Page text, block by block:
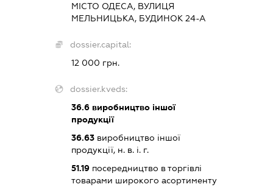
МІСТО ОДЕСА, ВУЛИЦЯ
МЕЛЬНИЦЬКА, БУДИНОК 24-А
dossier.capital:
12 000 грн.
dossier.kveds:
36.6виробництво іншої
продукції
36.63виробництво іншої
продукції, н. в. і. г.
51.19посередництво в торгівлі
товарами широкого асортименту